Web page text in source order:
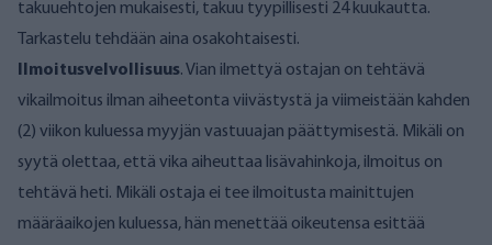
takuuehtojen mukaisesti, takuu tyypillisesti 24 kuukautta.
Tarkastelu tehdään aina osakohtaisesti.
Ilmoitusvelvollisuus. Vian ilmettyä ostajan on tehtävä
vikailmoitus ilman aiheetonta viivästystä ja viimeistään kahden
(2) viikon kuluessa myyjän vastuuajan päättymisestä. Mikäli on
syytä olettaa, että vika aiheuttaa lisävahinkoja, ilmoitus on
tehtävä heti. Mikäli ostaja ei tee ilmoitusta mainittujen
määräaikojen kuluessa, hän menettää oikeutensa esittää